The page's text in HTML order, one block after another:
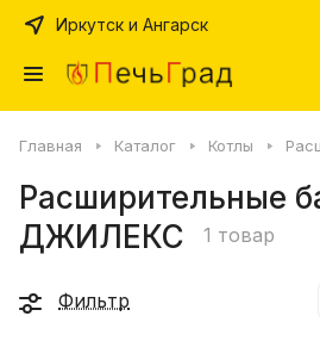
Иркутск и Ангарск
Главная Каталог Котлы
Расширительные
ДЖИЛЕКС
1 товар
Фильтр